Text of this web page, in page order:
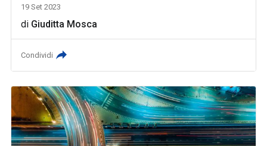
19 Set 2023
di Giuditta Mosca
Condividi